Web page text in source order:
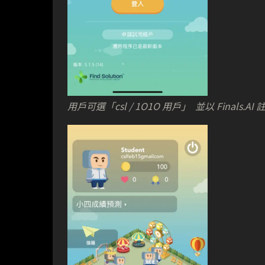
用戶可選「csl / 1O1O 用戶」 並以 Finals.AI